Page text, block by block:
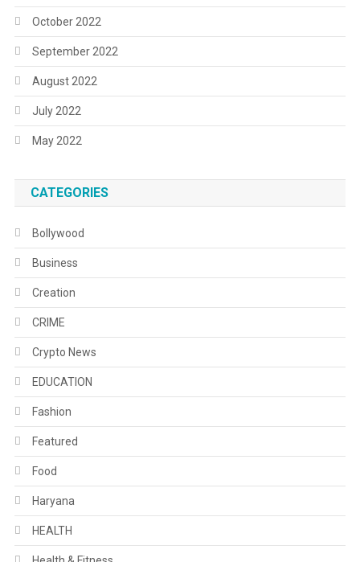
October 2022
September 2022
August 2022
July 2022
May 2022
CATEGORIES
Bollywood
Business
Creation
CRIME
Crypto News
EDUCATION
Fashion
Featured
Food
Haryana
HEALTH